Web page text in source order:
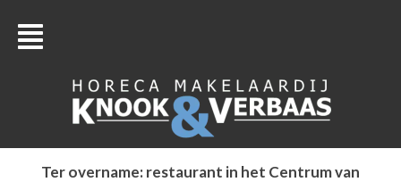
Ter overname: restaurant in het Centrum van